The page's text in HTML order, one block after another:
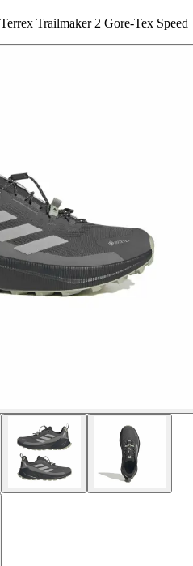
Trailmaker 2 Gore-Tex Speed